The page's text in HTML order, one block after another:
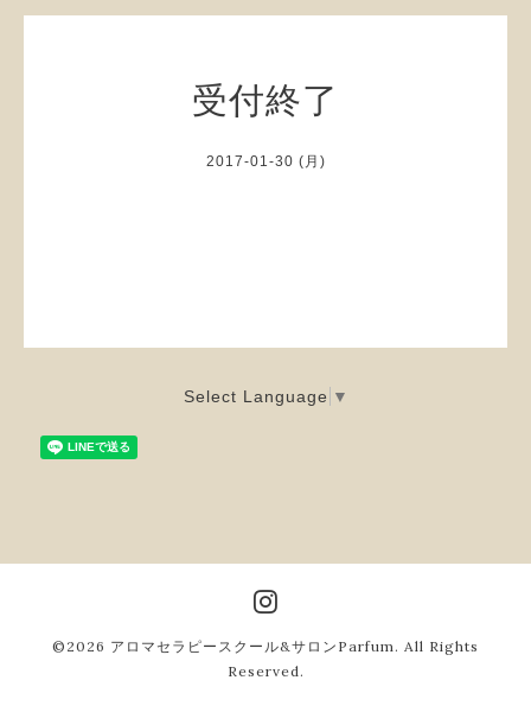
受付終了
2017-01-30 (月)
Select Language ▼
©2026 アロマセラピースクール&サロンParfum . All Rights
Reserved.